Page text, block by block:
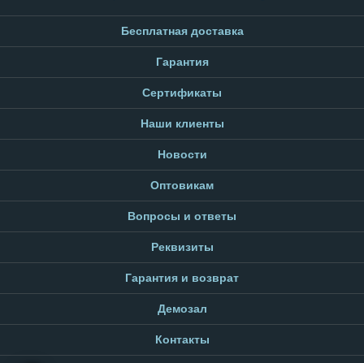
Бесплатная доставка
Гарантия
Сертификаты
Наши клиенты
Новости
Оптовикам
Вопросы и ответы
Реквизиты
Гарантия и возврат
Демозал
Контакты